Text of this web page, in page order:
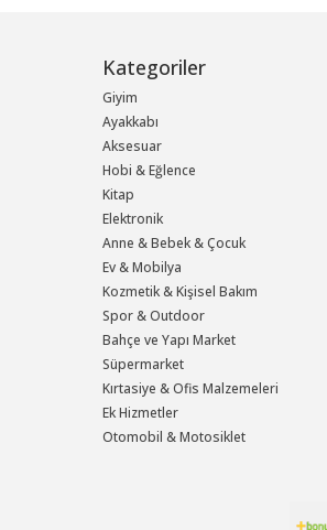
Kategoriler
Giyim
Ayakkabı
Aksesuar
Hobi & Eğlence
Kitap
Elektronik
Anne & Bebek & Çocuk
Ev & Mobilya
Kozmetik & Kişisel Bakım
Spor & Outdoor
Bahçe ve Yapı Market
Süpermarket
Kırtasiye & Ofis Malzemeleri
Ek Hizmetler
Otomobil & Motosiklet